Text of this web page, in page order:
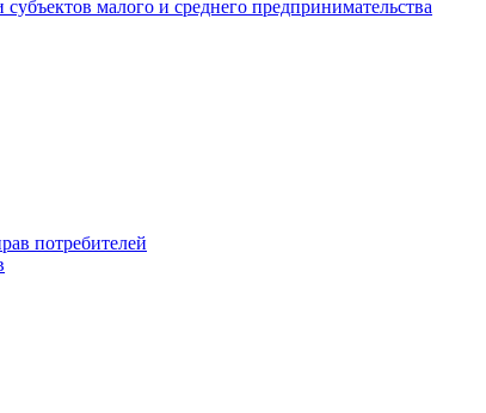
малого и среднего предпринимательства
потребителей